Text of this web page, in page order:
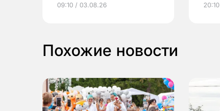
выиграть призы
09:10 / 03.08.26
Похожие новости